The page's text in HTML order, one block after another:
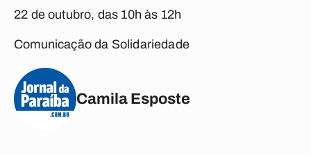
22 de outubro, das 10h às 12h
Comunicação da Solidariedade
Camila Esposte